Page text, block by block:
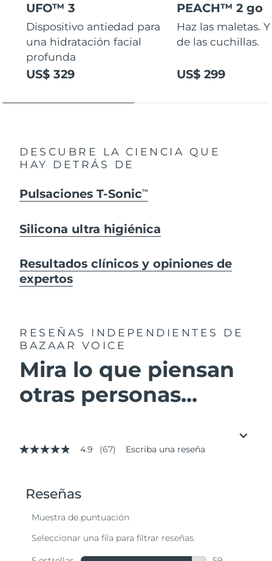
UFO™ 3
Dispositivo antiedad para
una hidratación facial
profunda
US$ 329
PEACH™ 2 go
Haz las maletas.
de las cuchillas.
US$ 299
DESCUBRE LA CIENCIA QUE
HAY DETRÁS DE
Pulsaciones T-SonicTM
Silicona ultra higiénica
Resultados clínicos y opiniones de
expertos
RESEÑAS INDEPENDIENTES
DE
BAZAAR VOICE
Mira lo que piensan
otras personas...
4.9
valor
medio
valoración.
4.9 (67) Escriba una reseña